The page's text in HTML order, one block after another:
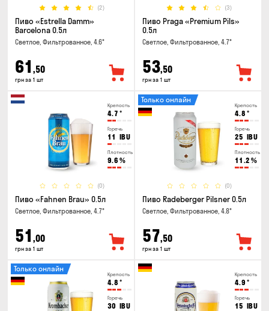
(2)
Пиво «Estrella Damm»
Barcelona 0.5л
Светлое, Фильтрованное, 4.6°
61 ,50
грн за 1 шт
(3)
Пиво Praga «Premium Pils»
0.5л
Светлое, Фильтрованное, 4.7°
53,50
грн за 1 шт
Крепость
4.7 °
Горечь
11 IBU
Плотность
9.6 %
(0)
Пиво «Fahnen Brau» 0.5л
Светлое, Фильтрованное, 4.7°
51 ,00
грн за 1 шт
Крепость
4.8 °
Горечь
25 IBU
Плотность
11.2 %
(0)
Только онлайн
Пиво Radeberger Pilsner 0.5л
Светлое, Фильтрованное, 4.8°
57,50
грн за 1 шт
Крепость
4.8 °
Горечь
30 IBU
Только онлайн
Крепость
4.9 °
Горечь
15 IBU